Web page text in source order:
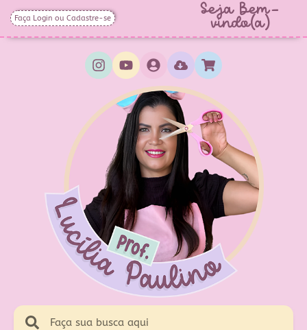
Faça Login ou Cadastre-se Seja Bem-
vindo(a)